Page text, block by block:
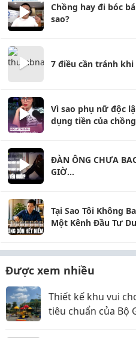
Chồng hay đi bóc
sao?
7 điều cần tránh
Vì sao phụ nữ độc
dụng tiền của
ĐÀN ÔNG CHƯA
GIỜ...
Tại Sao Tôi Không
Một Kênh Đầu Tư
Được xem nhiều
Thiết kế khu vui
tiêu chuẩn của Bộ